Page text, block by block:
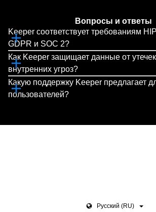
Вопросы и ответы
Keeper соответствует требованиям
GDPR и SOC 2?
Как Keeper защищает данные от
внутренних угроз?
Какую поддержку Keeper предлагает
пользователей?
Pусский (RU)